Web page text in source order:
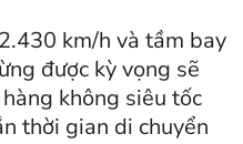
km/h và tầm bay
được kỳ vọng sẽ
không siêu tốc
thời gian di chuyển